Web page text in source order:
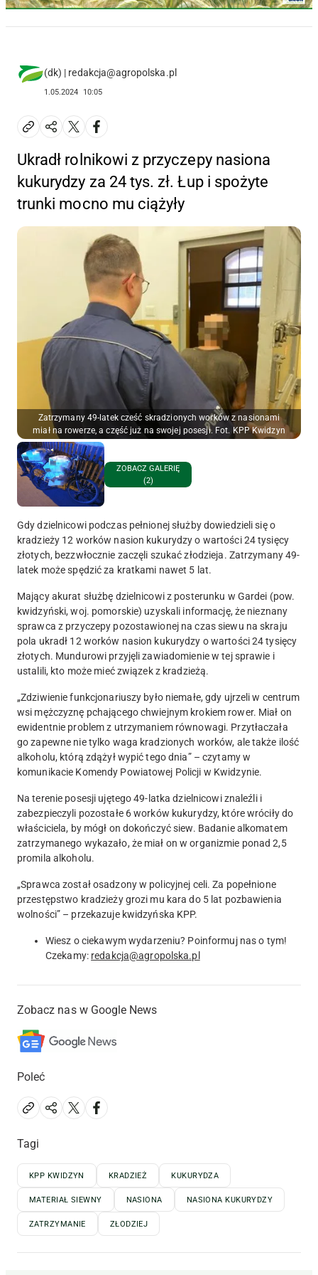
(dk) | redakcja@agropolska.pl
1.05.2024 10:05
Ukradł rolnikowi z przyczepy nasiona
kukurydzy za 24 tys. zł. Łup i spożyte
trunki mocno mu ciążyły
Zatrzymany 49-latek cześć skradzionych worków z nasionami
miał na rowerze, a część już na swojej posesji. Fot. KPP Kwidzyn
ZOBACZ GALERIĘ
(2)
Gdy dzielnicowi podczas pełnionej służby dowiedzieli się o
kradzieży 12 worków nasion kukurydzy o wartości 24 tysięcy
złotych, bezzwłocznie zaczęli szukać złodzieja. Zatrzymany 49-
latek może spędzić za kratkami nawet 5 lat.
Mający akurat służbę dzielnicowi z posterunku w Gardei (pow.
kwidzyński, woj. pomorskie) uzyskali informację, że nieznany
sprawca z przyczepy pozostawionej na czas siewu na skraju
pola ukradł 12 worków nasion kukurydzy o wartości 24 tysięcy
złotych. Mundurowi przyjęli zawiadomienie w tej sprawie i
ustalili, kto może mieć związek z kradzieżą.
„Zdziwienie funkcjonariuszy było niemałe, gdy ujrzeli w centrum
wsi mężczyznę pchającego chwiejnym krokiem rower. Miał on
ewidentnie problem z utrzymaniem równowagi. Przytłaczała
go zapewne nie tylko waga kradzionych worków, ale także ilość
alkoholu, którą zdążył wypić tego dnia” – czytamy w
komunikacie Komendy Powiatowej Policji w Kwidzynie.
Na terenie posesji ujętego 49-latka dzielnicowi znaleźli i
zabezpieczyli pozostałe 6 worków kukurydzy, które wróciły do
właściciela, by mógł on dokończyć siew. Badanie alkomatem
zatrzymanego wykazało, że miał on w organizmie ponad 2,5
promila alkoholu.
„Sprawca został osadzony w policyjnej celi. Za popełnione
przestępstwo kradzieży grozi mu kara do 5 lat pozbawienia
wolności” – przekazuje kwidzyńska KPP.
Wiesz o ciekawym wydarzeniu? Poinformuj nas o tym!
Czekamy: redakcja@agropolska.pl
Zobacz nas w Google News
Poleć
Tagi
KPP KWIDZYN KRADZIEŻ KUKURYDZA
MATERIAŁ SIEWNY NASIONA NASIONA KUKURYDZY
ZATRZYMANIE ZŁODZIEJ